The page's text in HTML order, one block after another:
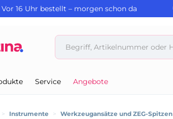
Vor 16 Uhr bestellt – morgen schon da
Service Angebote
> Instrumente > Werkzeugansätze und ZEG-Spitzen